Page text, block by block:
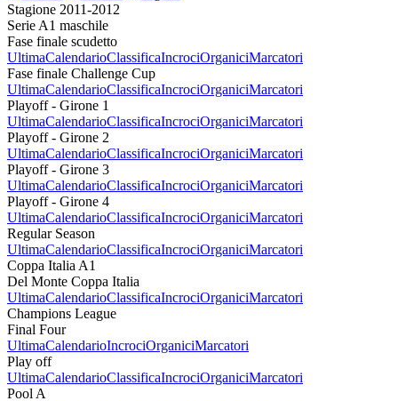
Stagione 2011-2012
Serie A1 maschile
Fase finale scudetto
UltimaCalendarioClassificaIncrociOrganiciMarcatori
Fase finale Challenge Cup
UltimaCalendarioClassificaIncrociOrganiciMarcatori
Playoff - Girone 1
UltimaCalendarioClassificaIncrociOrganiciMarcatori
Playoff - Girone 2
UltimaCalendarioClassificaIncrociOrganiciMarcatori
Playoff - Girone 3
UltimaCalendarioClassificaIncrociOrganiciMarcatori
Playoff - Girone 4
UltimaCalendarioClassificaIncrociOrganiciMarcatori
Regular Season
UltimaCalendarioClassificaIncrociOrganiciMarcatori
Coppa Italia A1
Del Monte Coppa Italia
UltimaCalendarioClassificaIncrociOrganiciMarcatori
Champions League
Final Four
UltimaCalendarioIncrociOrganiciMarcatori
Play off
UltimaCalendarioClassificaIncrociOrganiciMarcatori
Pool A